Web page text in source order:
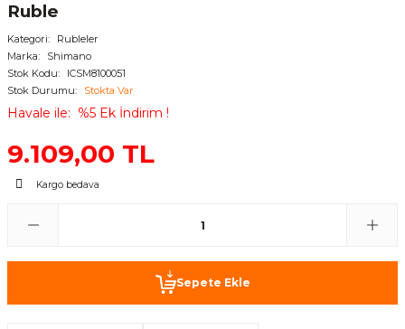
Ruble
Kategori
Rubleler
Marka
Shimano
Stok Kodu
ICSM8100051
Stok Durumu
Stokta Var
Havale ile %5 Ek İndirim !
9.109,00 TL
Kargo bedava
Sepete Ekle